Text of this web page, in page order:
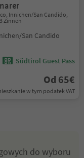
Innichen/San Candido,
Zinnen
San Candido
Südtirol Guest Pass
Od 65€
w tym podatek VAT
do wyboru